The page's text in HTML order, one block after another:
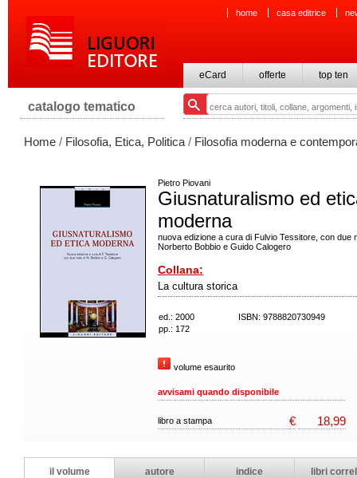
home casa editrice
eCard offerte top ten
catalogo tematico
Home / Filosofia, Etica, Politica / Filosofia moderna e
Pietro Piovani
Giusnaturalismo ed
moderna
nuova edizione a cura di Fulvio Tessitore, con due
Norberto Bobbio e Guido Calogero
Collana:
La cultura storica
ed.: 2000
ISBN: 9788820730949
pp.: 172
volume esaurito
avvisami quando disponibile
libro a stampa € 18,99
il volume autore indice libri